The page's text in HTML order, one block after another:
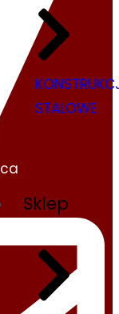
STALOWE
Sklep